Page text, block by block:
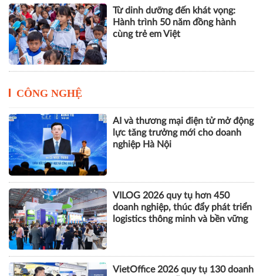
Từ dinh dưỡng đến khát vọng:
Hành trình 50 năm đồng hành
cùng trẻ em Việt
CÔNG NGHỆ
AI và thương mại điện tử mở động
lực tăng trưởng mới cho doanh
nghiệp Hà Nội
VILOG 2026 quy tụ hơn 450
doanh nghiệp, thúc đẩy phát triển
logistics thông minh và bền vững
VietOffice 2026 quy tụ 130 doanh